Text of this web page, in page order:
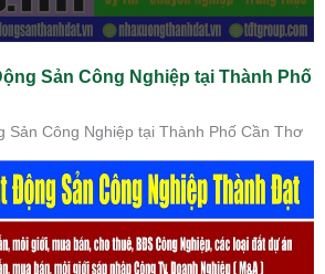
Sản Công Nghiệp tại Thành Phố
Sản Công Nghiệp tại Thành Phố Cần Thơ